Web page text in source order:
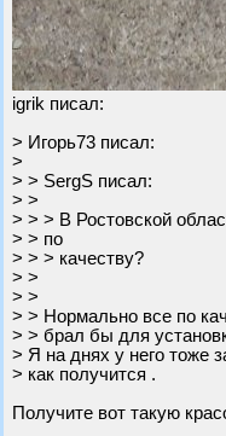
igrik писал:
> Игорь73 писал:
>
> > SergS писал:
> >
> > > В Ростовской
> > по
> > > качеству?
> >
> >
> > Нормально все по
> > брал бы для
> Я на днях у него тоже
> как получится .
Получите вот такую